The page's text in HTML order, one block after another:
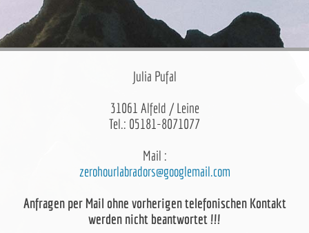
Julia Pufal
31061 Alfeld / Leine
Tel.: 05181-8071077
Mail :
zerohourlabradors@googlemail.com
Anfragen per Mail ohne vorherigen telefonischen Kontakt
werden nicht beantwortet !!!